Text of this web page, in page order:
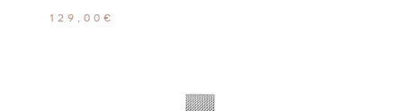
DE 12 MM SOULIGNE UNE ÉLÉGANCE
129,00€